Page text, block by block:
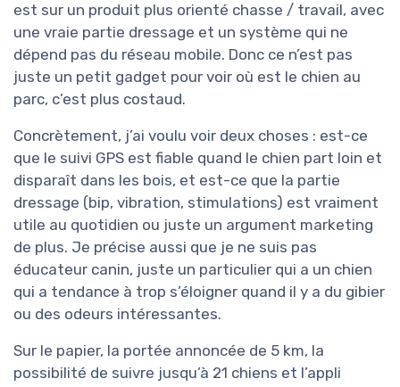
est sur un produit plus orienté chasse / travail, avec
une vraie partie dressage et un système qui ne
dépend pas du réseau mobile. Donc ce n’est pas
juste un petit gadget pour voir où est le chien au
parc, c’est plus costaud.
Concrètement, j’ai voulu voir deux choses : est-ce
que le suivi GPS est fiable quand le chien part loin et
disparaît dans les bois, et est-ce que la partie
dressage (bip, vibration, stimulations) est vraiment
utile au quotidien ou juste un argument marketing
de plus. Je précise aussi que je ne suis pas
éducateur canin, juste un particulier qui a un chien
qui a tendance à trop s’éloigner quand il y a du gibier
ou des odeurs intéressantes.
Sur le papier, la portée annoncée de 5 km, la
possibilité de suivre jusqu’à 21 chiens et l’appli